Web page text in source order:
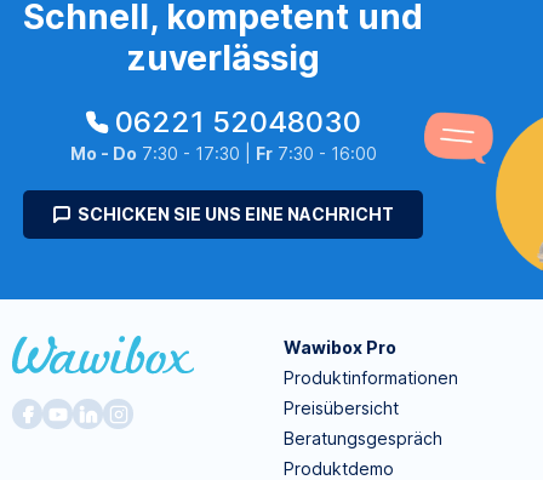
Schnell, kompetent und
zuverlässig
06221 52048030
Mo - Do 7:30 - 17:30 | Fr7:30 - 16:00
SCHICKEN SIE UNS EINE NACHRICHT
Wawibox Pro
Produktinformationen
Preisübersicht
Beratungsgespräch
Produktdemo